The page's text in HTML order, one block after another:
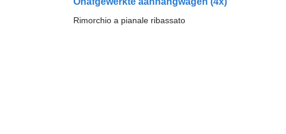
Rimorchio a pianale ribassato